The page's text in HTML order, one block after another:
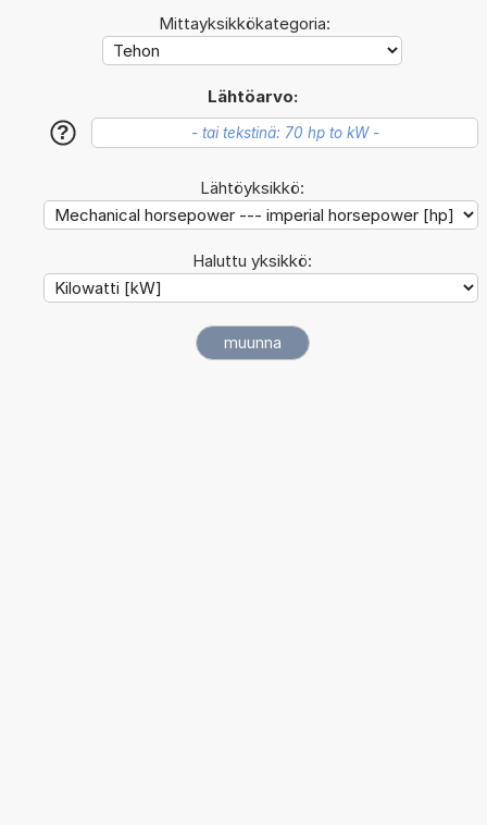
Mittayksikkökategoria:
Lähtöarvo:
?
Lähtöyksikkö:
Haluttu yksikkö: